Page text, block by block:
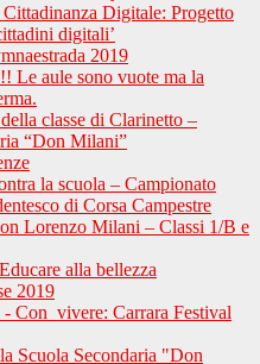
Digitale: Progetto
digitali’
2019
Le aule sono vuote ma la
classe di Clarinetto –
“Don Milani”
la scuola – Campionato
di Corsa Campestre
Lorenzo Milani – Classi 1/B e
alla bellezza
2019
Con_vivere: Carrara Festival
Scuola Secondaria "Don